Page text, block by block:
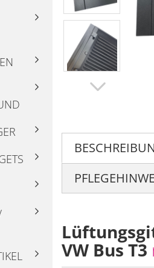
VW Bus T3